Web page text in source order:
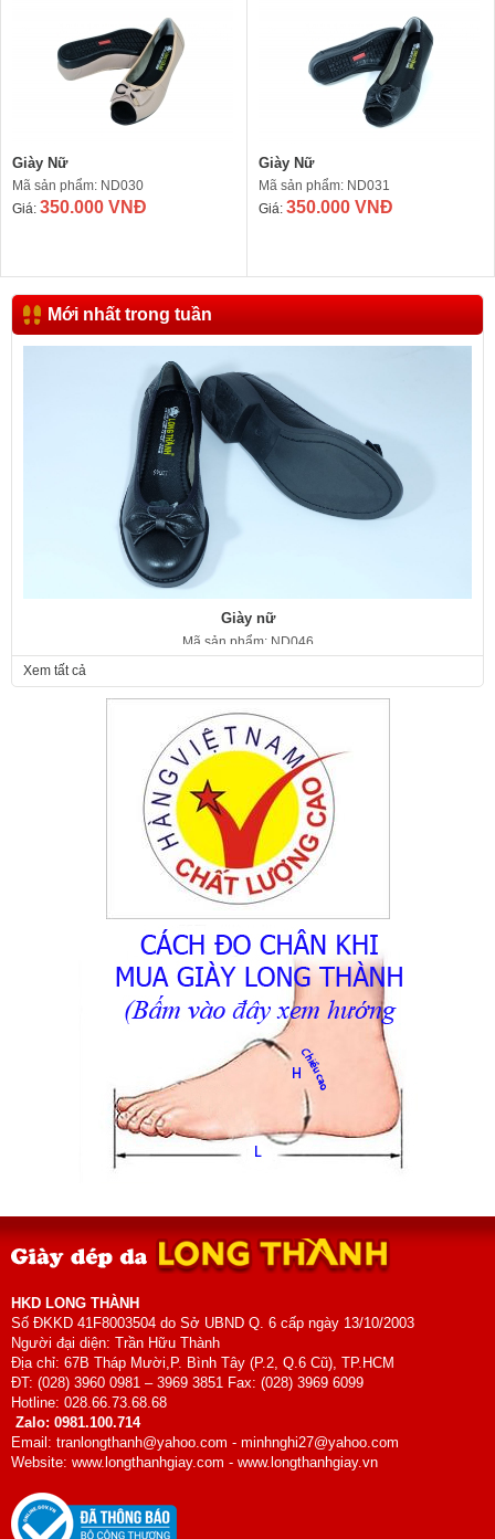
Giày Nữ
Mã sản phẩm: ND030
Giá: 350.000 VNĐ
Giày Nữ
Mã sản phẩm: ND031
Giá: 350.000 VNĐ
Mới nhất trong tuần
Giày nữ
Mã sản phẩm: ND046
Xem tất cả
HKD LONG THÀNH
Số ĐKKD 41F8003504 do Sở UBND Q. 6 cấp ngày 13/10/2003
Người đại diện: Trần Hữu Thành
Địa chỉ: 67B Tháp Mười,P. Bình Tây (P.2, Q.6 Cũ), TP.HCM
ĐT: (028) 3960 0981 – 3969 3851 Fax: (028) 3969 6099
Hotline: 028.66.73.68.68
Zalo: 0981.100.714
Email: tranlongthanh@yahoo.com - minhnghi27@yahoo.com
Website: www.longthanhgiay.com - www.longthanhgiay.vn